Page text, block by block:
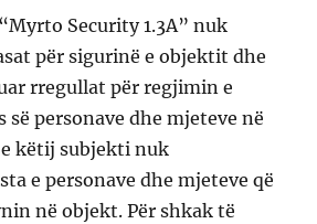
Security 1.3A” nuk
për sigurinë e objektit dhe
rregullat për regjimin e
së personave dhe mjeteve në
këtij subjekti nuk
e personave dhe mjeteve që
në objekt. Për shkak të